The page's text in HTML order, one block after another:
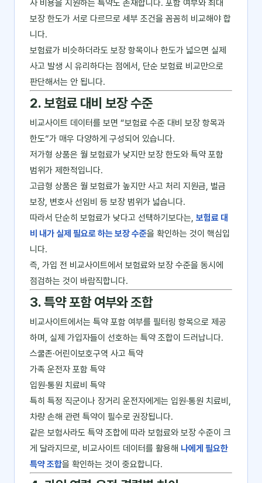
사 비용을 지원하는 특약도 존재합니다. 포함 여부와 최대
보장 한도가 서로 다르므로 세부 조건을 꼼꼼히 비교해야 합
니다.
보험료가 비슷하더라도 보장 항목이나 한도가 넓으면 실제
사고 발생 시 유리하다는 점에서, 단순 보험료 비교만으로
판단해서는 안 됩니다.
2. 보험료 대비 보장 수준
비교사이트 데이터를 보면 “보험료 수준 대비 보장 항목과
한도”가 매우 다양하게 구성되어 있습니다.
저가형 상품은 월 보험료가 낮지만 보장 한도와 특약 포함
범위가 제한적입니다.
고급형 상품은 월 보험료가 높지만 사고 처리 지원금, 벌금
보장, 변호사 선임비 등 보장 범위가 넓습니다.
따라서 단순히 보험료가 낮다고 선택하기보다는, 보험료 대
비 내가 실제 필요로 하는 보장 수준을 확인하는 것이 핵심입
니다.
즉, 가입 전 비교사이트에서 보험료와 보장 수준을 동시에
점검하는 것이 바람직합니다.
3. 특약 포함 여부와 조합
비교사이트에서는 특약 포함 여부를 필터링 항목으로 제공
하며, 실제 가입자들이 선호하는 특약 조합이 드러납니다.
스쿨존·어린이보호구역 사고 특약
가족 운전자 포함 특약
입원·통원 치료비 특약
특히 특정 직군이나 장거리 운전자에게는 입원·통원 치료비,
차량 손해 관련 특약이 필수로 권장됩니다.
같은 보험사라도 특약 조합에 따라 보험료와 보장 수준이 크
게 달라지므로, 비교사이트 데이터를 활용해 나에게 필요한
특약 조합을 확인하는 것이 중요합니다.